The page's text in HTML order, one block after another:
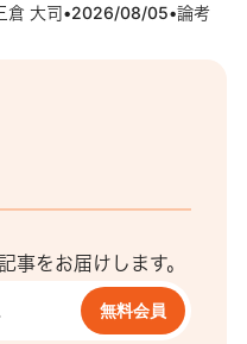
倉 大司•2026/08/05•論考
事をお届けします。
無料会員